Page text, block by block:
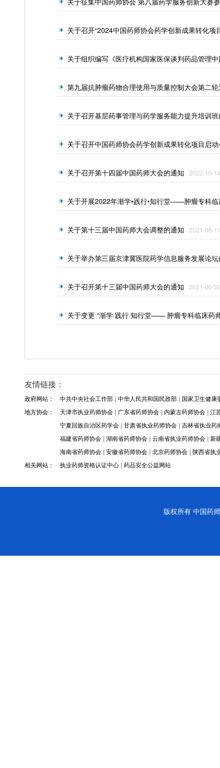
关于召开“2024中国药师协会药学创新成果转化项
关于组织编写《医疗机构国家医保谈判药品管理
第九届抗肿瘤药物合理使用与质量控制大会第二
关于召开基层药事管理与药学服务能力提升培训
关于召开中国药师协会药学创新成果转化项目启
关于召开第十四届中国药师大会的通知 2022-10-14
关于开展2022年渐学•践行•知行堂——肿瘤专科
关于第十三届中国药师大会调整的通知 2021-08-11
关于举办第三届京津冀医院药学信息服务发展论
关于召开第十三届中国药师大会的通知 2021-06-30
关于变更 “渐学·践行·知行堂—— 肿瘤专科临床药
友情链接：
政府网站： 中共中央社会工作部 中华人民共和国民政部
国家卫生健康
地方协会：
天津市执业药师协会 广东省药师协会 内蒙古药师协会
江
宁夏回族自治区药学会
甘肃省执业药师协会
吉林省执业药
福建省药师协会
湖南省药师协会 云南省执业药师协会
新
海南省药师协会
安徽省药师协会 北京药师协会
陕西省执
相关网站：
执业药师资格认证中心 药品安全公益网站
版权所有 中国药